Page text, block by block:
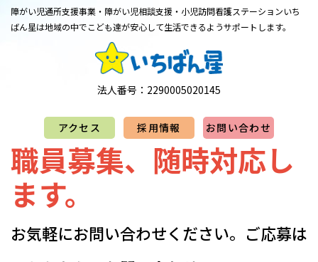
障がい児通所支援事業・障がい児相談支援・小児訪問看護ステーション​​​​​​​いち
ばん星は地域の中でこども達が安心して生活できるようサポートします。
法人番号：2290005020145
アクセス 採用情報 お問い合わせ
職員募集、随時対応し
ます。
お気軽にお問い合わせください。​​​​​​​​​ご応募は